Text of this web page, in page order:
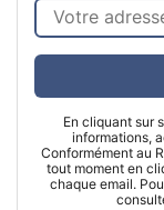
En cliquant sur
informations,
Conformément au
tout moment en
chaque email.